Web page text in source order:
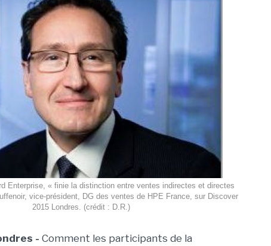
Enterprise, « finie la distinction entre ventes indirectes et directes
vice-président, DG des ventes de HPE France, sur Discover
2015 Londres. (crédit : D.R.)
- Comment les participants de la